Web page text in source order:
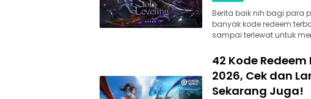
Berita baik nih bagi para
banyak kode redeem
sampai terlewat untuk
42 Kode
2026, Cek dan
Sekarang Juga!